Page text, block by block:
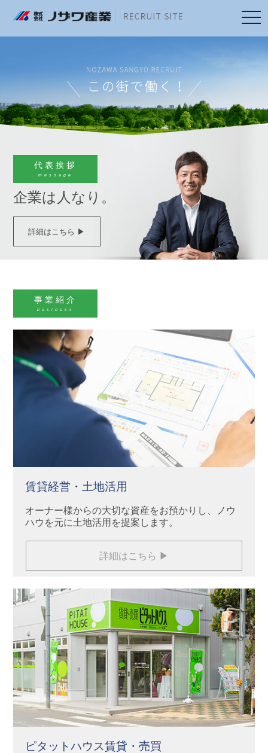
代表挨拶
message
企業は人なり。
詳細はこちら ▶
事業紹介
business
賃貸経営・土地活用
オーナー様からの大切な資産をお預かりし、ノウ
ハウを元に土地活用を提案します。
詳細はこちら ▶
ピタットハウス賃貸・売買